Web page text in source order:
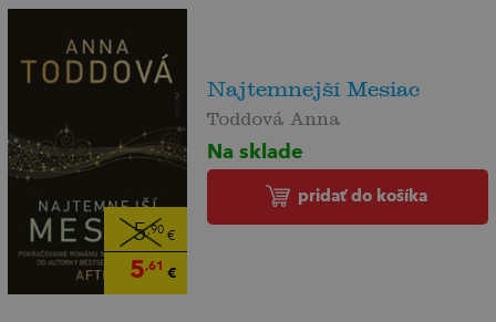
5,90€
5,61 €
Najtemnejší Mesiac
Toddová Anna
Na sklade
pridať do košíka